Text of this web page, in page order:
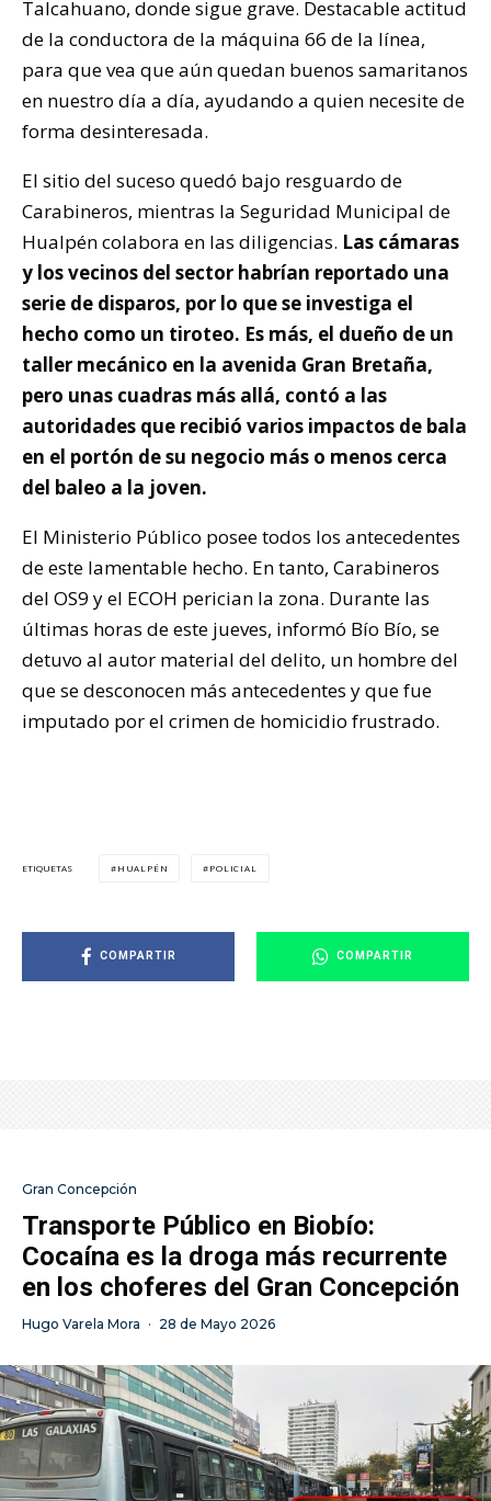
Talcahuano, donde sigue grave. Destacable actitud
de la conductora de la máquina 66 de la línea,
para que vea que aún quedan buenos samaritanos
en nuestro día a día, ayudando a quien necesite de
forma desinteresada.
El sitio del suceso quedó bajo resguardo de
Carabineros, mientras la Seguridad Municipal de
Hualpén colabora en las diligencias. Las cámaras
y los vecinos del sector habrían reportado una
serie de disparos, por lo que se investiga el
hecho como un tiroteo. Es más, el dueño de un
taller mecánico en la avenida Gran Bretaña,
pero unas cuadras más allá, contó a las
autoridades que recibió varios impactos de bala
en el portón de su negocio más o menos cerca
del baleo a la joven.
El Ministerio Público posee todos los antecedentes
de este lamentable hecho. En tanto, Carabineros
del OS9 y el ECOH perician la zona. Durante las
últimas horas de este jueves, informó Bío Bío, se
detuvo al autor material del delito, un hombre del
que se desconocen más antecedentes y que fue
imputado por el crimen de homicidio frustrado.
ETIQUETAS HUALPÉN POLICIAL
COMPARTIR COMPARTIR
Gran Concepción
Transporte Público en Biobío:
Cocaína es la droga más recurrente
en los choferes del Gran Concepción
Hugo Varela Mora · 28 de Mayo 2026